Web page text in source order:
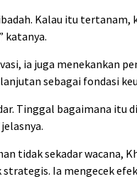
Kalau itu tertanam,
katanya.
ia juga menekankan
sebagai fondasi
Tinggal bagaimana itu
tidak sekadar wacana,
Ia mengecek